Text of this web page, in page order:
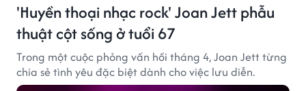
'Huyền thoại nhạc rock' Joan Jett phẫu
thuật cột sống ở tuổi 67
Trong một cuộc phỏng vấn hồi tháng 4, Joan Jett từng
chia sẻ tình yêu đặc biệt dành cho việc lưu diễn.